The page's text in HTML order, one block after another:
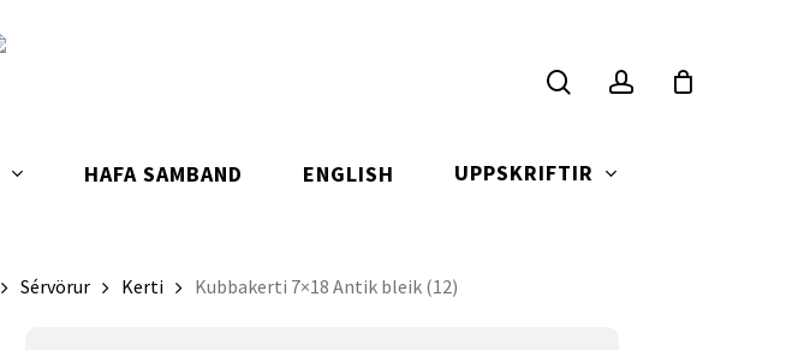
HAFA SAMBAND ENGLISH UPPSKRIFTIR
Sérvörur Kerti Kubbakerti 7×18 Antik bleik (12)